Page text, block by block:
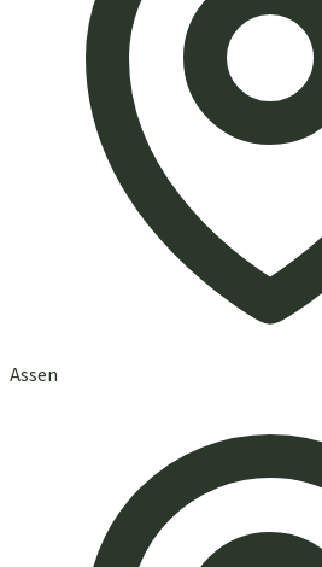
Assen